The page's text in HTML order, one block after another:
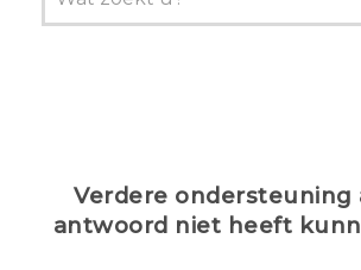
Verdere ondersteuning
antwoord niet heeft